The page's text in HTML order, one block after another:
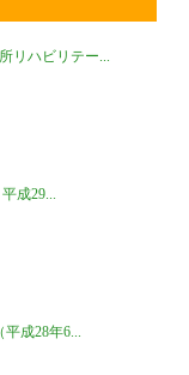
リハビリテー...
成29...
成28年6...